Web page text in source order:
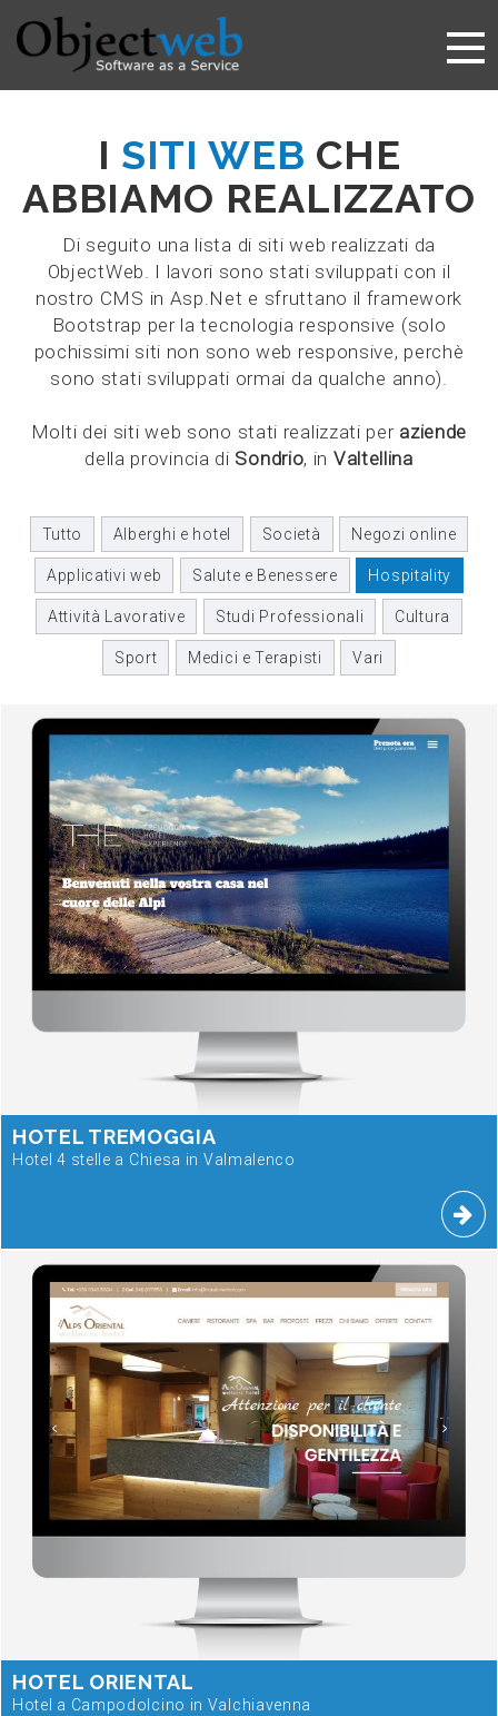
I SITI WEB CHE
ABBIAMO REALIZZATO
Di seguito una lista di siti web realizzati da
ObjectWeb. I lavori sono stati sviluppati con il
nostro CMS in Asp.Net e sfruttano il framework
Bootstrap per la tecnologia responsive (solo
pochissimi siti non sono web responsive, perchè
sono stati sviluppati ormai da qualche anno).
Molti dei siti web sono stati realizzati per aziende
della provincia di Sondrio, in Valtellina
Tutto Alberghi e hotel Società Negozi online
Applicativi web Salute e Benessere Hospitality
Attività Lavorative Studi Professionali Cultura
Sport Medici e Terapisti Vari
HOTEL TREMOGGIA
Hotel 4 stelle a Chiesa in Valmalenco
HOTEL ORIENTAL
Hotel a Campodolcino in Valchiavenna